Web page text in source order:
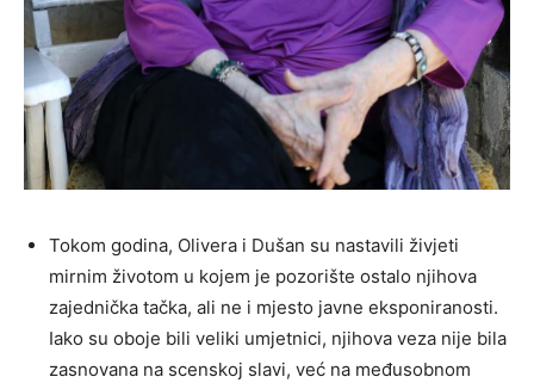
Tokom godina, Olivera i Dušan su nastavili živjeti
mirnim životom u kojem je pozorište ostalo njihova
zajednička tačka, ali ne i mjesto javne eksponiranosti.
Iako su oboje bili veliki umjetnici, njihova veza nije bila
zasnovana na scenskoj slavi, već na međusobnom